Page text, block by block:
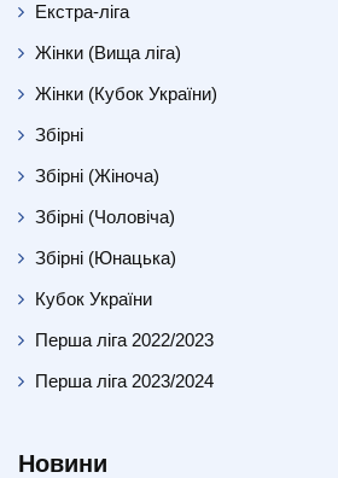
Екстра-ліга
Жінки (Вища ліга)
Жінки (Кубок України)
Збірні
Збірні (Жіноча)
Збірні (Чоловіча)
Збірні (Юнацька)
Кубок України
Перша ліга 2022/2023
Перша ліга 2023/2024
Новини